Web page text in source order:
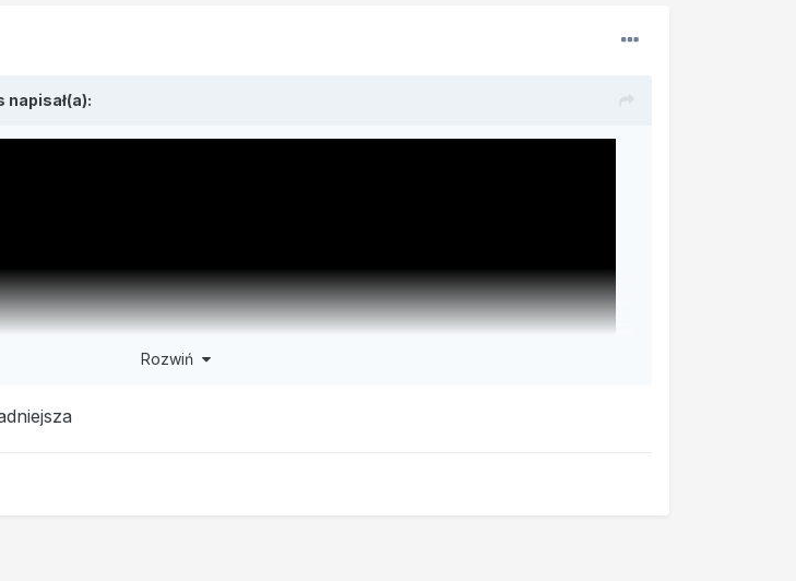
napisał(a):
Rozwiń